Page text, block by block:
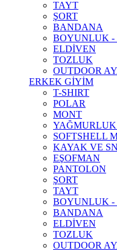
TAYT
ŞORT
BANDANA
BOYUNLUK -
ELDİVEN
TOZLUK
OUTDOOR
ERKEK GİYİM
T-SHIRT
POLAR
MONT
SOFTSHELL
KAYAK VE
EŞOFMAN
PANTOLON
ŞORT
TAYT
BOYUNLUK -
BANDANA
ELDİVEN
TOZLUK
OUTDOOR